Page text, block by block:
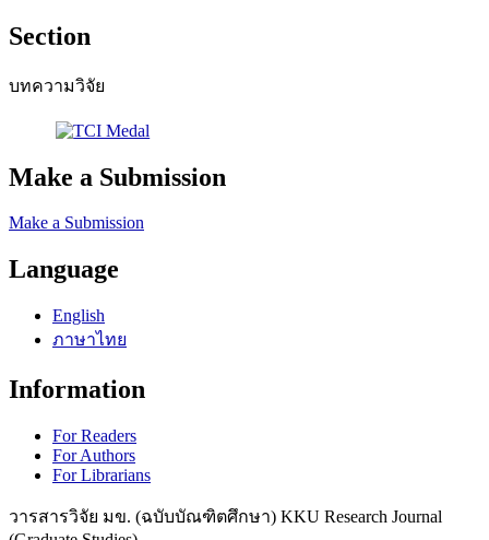
Section
บทความวิจัย
Make a Submission
Make a Submission
Language
English
ภาษาไทย
Information
For Readers
For Authors
For Librarians
วารสารวิจัย มข. (ฉบับบัณฑิตศึกษา) KKU Research Journal